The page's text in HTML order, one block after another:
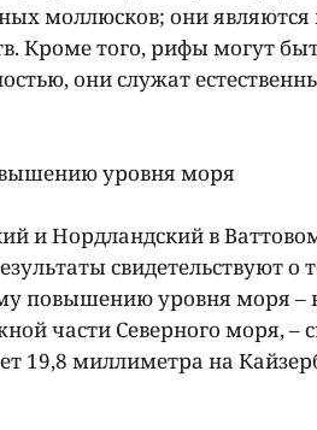
моллюсков; они
Кроме того, рифы могут
они служат
уровня моря
и Нордландский в
свидетельствуют
повышению уровня моря –
части Северного моря, –
19,8 миллиметра на